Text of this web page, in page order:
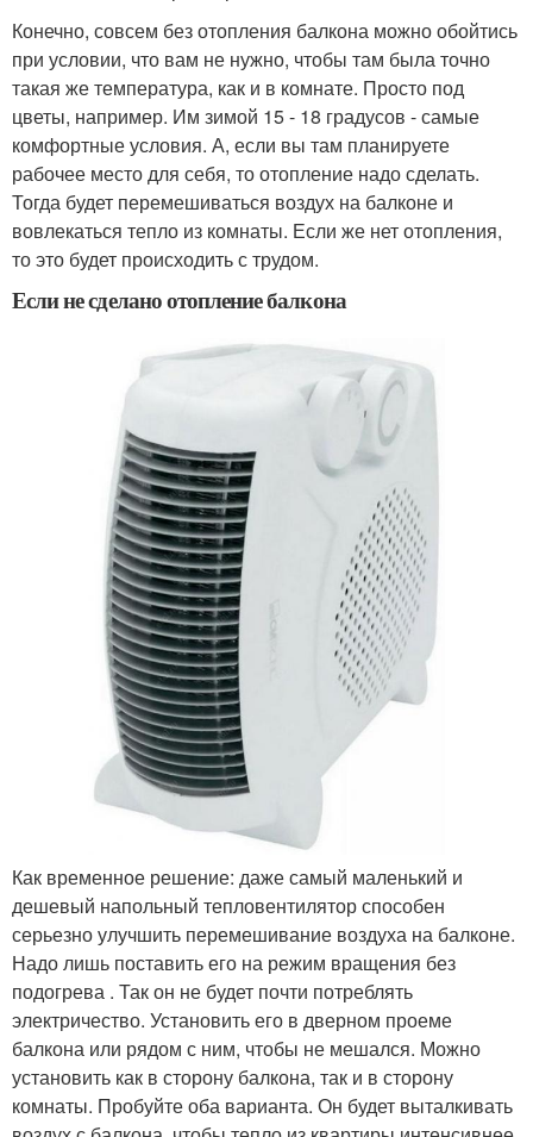
Конечно, совсем без отопления балкона можно обойтись
при условии, что вам не нужно, чтобы там была точно
такая же температура, как и в комнате. Просто под
цветы, например. Им зимой 15 - 18 градусов - самые
комфортные условия. А, если вы там планируете
рабочее место для себя, то отопление надо сделать.
Тогда будет перемешиваться воздух на балконе и
вовлекаться тепло из комнаты. Если же нет отопления,
то это будет происходить с трудом.
Если не сделано отопление балкона
Как временное решение: даже самый маленький и
дешевый напольный тепловентилятор способен
серьезно улучшить перемешивание воздуха на балконе.
Надо лишь поставить его на режим вращения без
подогрева . Так он не будет почти потреблять
электричество. Установить его в дверном проеме
балкона или рядом с ним, чтобы не мешался. Можно
установить как в сторону балкона, так и в сторону
комнаты. Пробуйте оба варианта. Он будет выталкивать